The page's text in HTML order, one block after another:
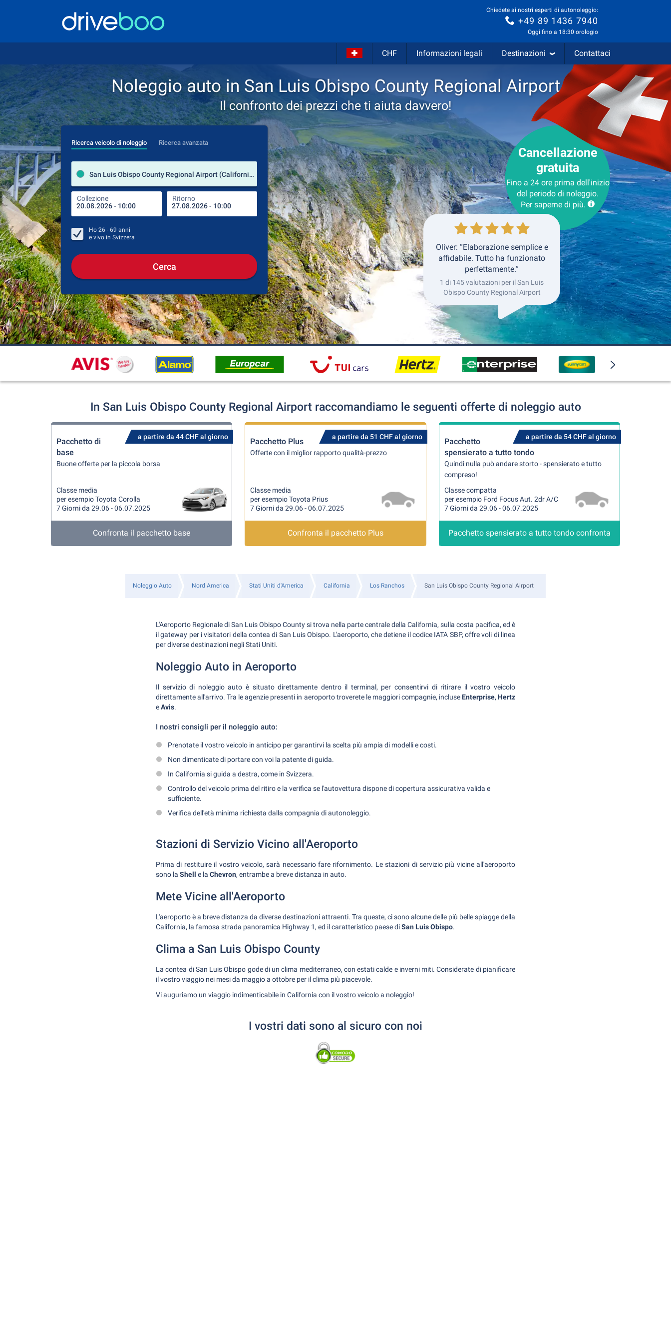
Chiedete ai nostri esperti di autonoleggio:
+49 89 1436 7940
Oggi fino a 18:30 orologio
CHF Informazioni legali Destinazioni Contattaci
Noleggio auto in San Luis Obispo County Regional Airport
Il confronto dei prezzi che ti aiuta davvero!
Ricerca veicolo di noleggio Ricerca avanzata
San Luis Obispo County Regional Airport (California / Stati Uniti d'America)
Collezione Ritorno
Luogo del noleggio
Luogo di ritorno
Collezione Ritorno
Ho 26 - 69 anni
e vivo in Svizzera
Cerca
Cancellazione
gratuita
Fino a 24 ore prima dell'inizio
del periodo di noleggio.
Per saperne di più.
Oliver: “Elaborazione semplice e
affidabile. Tutto ha funzionato
perfettamente.”
1 di 145 valutazioni per il San Luis
Obispo County Regional Airport
In San Luis Obispo County Regional Airport raccomandiamo le seguenti offerte di noleggio auto
a partire da 44 CHF al giorno
Pacchetto di
base
Buone offerte per la piccola borsa
Classe media
per esempio Toyota Corolla
7 Giorni da 29.06 - 06.07.2025
Confronta il pacchetto base
a partire da 51 CHF al giorno
Pacchetto Plus
Offerte con il miglior rapporto qualità-prezzo
Classe media
per esempio Toyota Prius
7 Giorni da 29.06 - 06.07.2025
Confronta il pacchetto Plus
a partire da 54 CHF al giorno
Pacchetto
spensierato a tutto tondo
Quindi nulla può andare storto - spensierato e tutto
compreso!
Classe compatta
per esempio Ford Focus Aut. 2dr A/C
7 Giorni da 29.06 - 06.07.2025
Pacchetto spensierato a tutto tondo confronta
Noleggio Auto Nord America Stati Uniti d'America California Los Ranchos San Luis Obispo County Regional Airport
L'Aeroporto Regionale di San Luis Obispo County si trova nella parte centrale della California, sulla costa pacifica, ed è
il gateway per i visitatori della contea di San Luis Obispo. L'aeroporto, che detiene il codice IATA SBP, offre voli di linea
per diverse destinazioni negli Stati Uniti.
Noleggio Auto in Aeroporto
Il servizio di noleggio auto è situato direttamente dentro il terminal, per consentirvi di ritirare il vostro veicolo
direttamente all'arrivo. Tra le agenzie presenti in aeroporto troverete le maggiori compagnie, incluseEnterprise,Hertz
eAvis.
I nostri consigli per il noleggio auto:
Prenotate il vostro veicolo in anticipo per garantirvi la scelta più ampia di modelli e costi.
Non dimenticate di portare con voi la patente di guida.
In California si guida a destra, come in Svizzera.
Controllo del veicolo prima del ritiro e la verifica se l'autovettura dispone di copertura assicurativa valida e
sufficiente.
Verifica dell'età minima richiesta dalla compagnia di autonoleggio.
Stazioni di Servizio Vicino all'Aeroporto
Prima di restituire il vostro veicolo, sarà necessario fare rifornimento. Le stazioni di servizio più vicine all'aeroporto
sono la Shell e la Chevron, entrambe a breve distanza in auto.
Mete Vicine all'Aeroporto
L'aeroporto è a breve distanza da diverse destinazioni attraenti. Tra queste, ci sono alcune delle più belle spiagge della
California, la famosa strada panoramica Highway 1, ed il caratteristico paese diSan Luis Obispo.
Clima a San Luis Obispo County
La contea di San Luis Obispo gode di un clima mediterraneo, con estati calde e inverni miti. Considerate di pianificare
il vostro viaggio nei mesi da maggio a ottobre per il clima più piacevole.
Vi auguriamo un viaggio indimenticabile in California con il vostro veicolo a noleggio!
I vostri dati sono al sicuro con noi